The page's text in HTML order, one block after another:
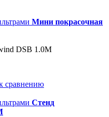
Мини покрасочная
сравнению
Стенд